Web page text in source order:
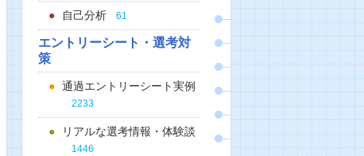
自己分析 61
エントリーシート・選考対
策
通過エントリーシート実例
2233
リアルな選考情報・体験談
1446